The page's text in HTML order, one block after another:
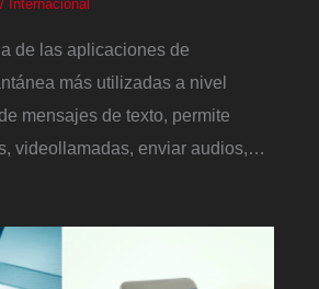
/ Internacional
de las aplicaciones de
más utilizadas a nivel
mensajes de texto, permite
videollamadas, enviar audios,…